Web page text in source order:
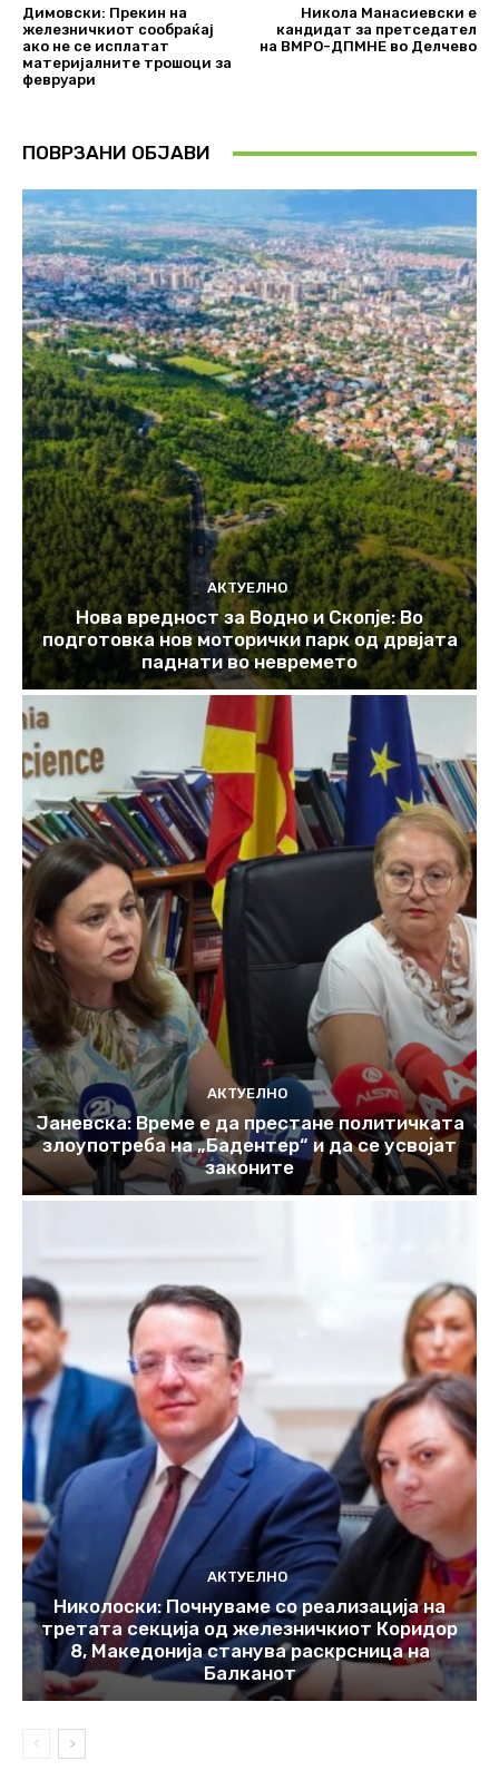
Димовски: Прекин на
железничкиот сообраќај
ако не се исплатат
материјалните трошоци за
февруари
Никола Манасиевски е
кандидат за претседател
на ВМРО-ДПМНЕ во Делчево
ПОВРЗАНИ ОБЈАВИ
АКТУЕЛНО
Нова вредност за Водно и Скопје: Во
подготовка нов моторички парк од дрвјата
паднати во невремето
АКТУЕЛНО
Јаневска: Време е да престане политичката
злоупотреба на „Бадентер“ и да се усвојат
законите
АКТУЕЛНО
Николоски: Почнуваме со реализација на
третата секција од железничкиот Коридор
8, Македонија станува раскрсница на
Балканот